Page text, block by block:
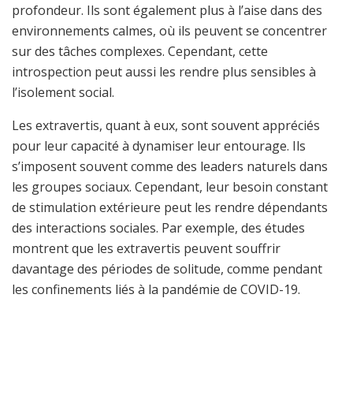
profondeur. Ils sont également plus à l’aise dans des
environnements calmes, où ils peuvent se concentrer
sur des tâches complexes. Cependant, cette
introspection peut aussi les rendre plus sensibles à
l’isolement social.
Les extravertis, quant à eux, sont souvent appréciés
pour leur capacité à dynamiser leur entourage. Ils
s’imposent souvent comme des leaders naturels dans
les groupes sociaux. Cependant, leur besoin constant
de stimulation extérieure peut les rendre dépendants
des interactions sociales. Par exemple, des études
montrent que les extravertis peuvent souffrir
davantage des périodes de solitude, comme pendant
les confinements liés à la pandémie de COVID-19.